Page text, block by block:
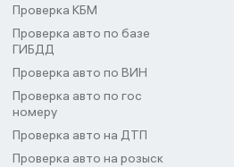
Проверка КБМ
Проверка авто по базе
ГИБДД
Проверка авто по ВИН
Проверка авто по гос
номеру
Проверка авто на ДТП
Проверка авто на розыск